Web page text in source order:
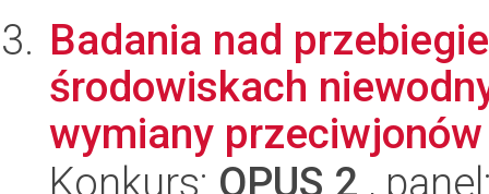
Badania nad
środowiskach
wymiany
Konkurs: OPUS 2 ,